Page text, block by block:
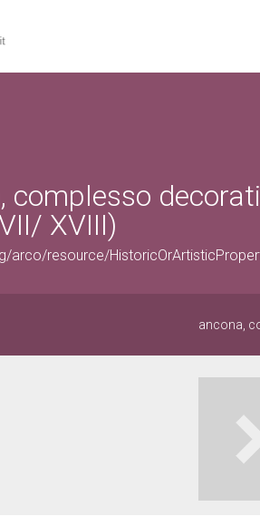
complesso
XVIII)
arco/resource/
ancona,